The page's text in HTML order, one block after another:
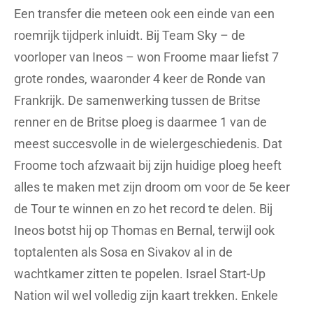
Een transfer die meteen ook een einde van een
roemrijk tijdperk inluidt. Bij Team Sky – de
voorloper van Ineos – won Froome maar liefst 7
grote rondes, waaronder 4 keer de Ronde van
Frankrijk. De samenwerking tussen de Britse
renner en de Britse ploeg is daarmee 1 van de
meest succesvolle in de wielergeschiedenis. Dat
Froome toch afzwaait bij zijn huidige ploeg heeft
alles te maken met zijn droom om voor de 5e keer
de Tour te winnen en zo het record te delen. Bij
Ineos botst hij op Thomas en Bernal, terwijl ook
toptalenten als Sosa en Sivakov al in de
wachtkamer zitten te popelen. Israel Start-Up
Nation wil wel volledig zijn kaart trekken. Enkele